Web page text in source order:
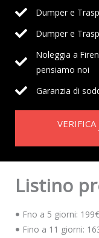
Dumper e
Dumper e
Noleggia a
pensiamo noi
Garanzia di
Listino
Fno a 5 giorni: 199€
Fino a 11 giorni: